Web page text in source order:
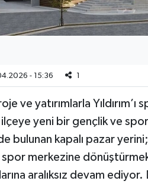
- 15:36 1
ve yatırımlarla
ilçeye yeni bir gençlik ve
bulunan kapalı pazar
merkezine dönüştürmek
aralıksız devam